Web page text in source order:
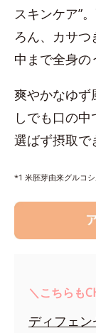
スキンケア”
ろん、カサ
中まで全身の
爽やかなゆず
しでも口の
選ばず摂取で
*1 米胚芽由来グルコ
＼こちらも
ディフェ